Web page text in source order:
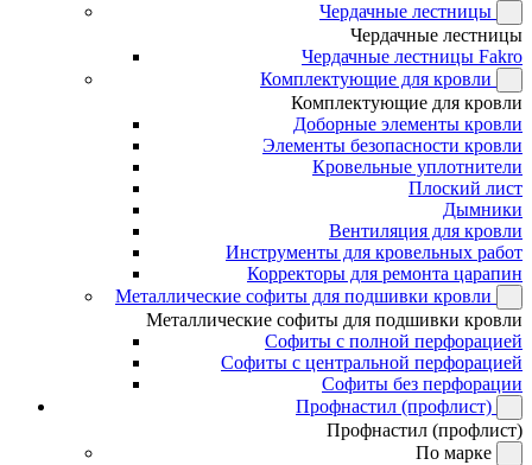
Чердачные лестницы
Чердачные лестницы
Чердачные лестницы Fakro
Комплектующие для кровли
Комплектующие для кровли
Доборные элементы кровли
Элементы безопасности кровли
Кровельные уплотнители
Плоский лист
Дымники
Вентиляция для кровли
Инструменты для кровельных работ
Корректоры для ремонта царапин
Металлические софиты для подшивки кровли
Металлические софиты для подшивки кровли
Софиты с полной перфорацией
Софиты с центральной перфорацией
Софиты без перфорации
Профнастил (профлист)
Профнастил (профлист)
По марке